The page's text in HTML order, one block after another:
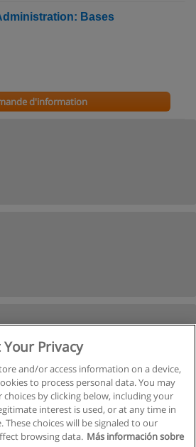
Bases
d'information
Suivant
Privacy
and/or access information on a device,
to process personal data. You may
by clicking below, including your
interest is used, or at any time in
These choices will be signaled to our
browsing data. Más información sobre